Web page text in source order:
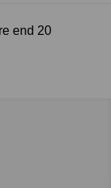
end 20